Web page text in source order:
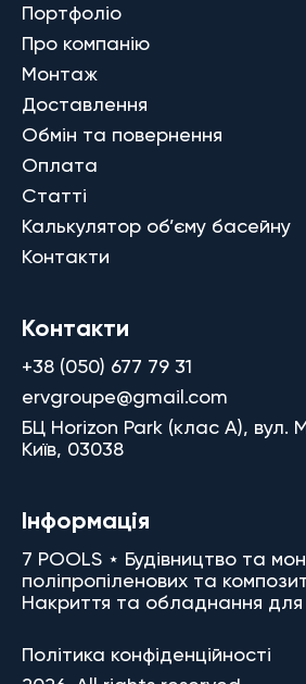
Портфоліо
Про компанію
Монтаж
Доставлення
Обмін та повернення
Оплата
Статті
Калькулятор об’єму басейну
Контакти
Контакти
+38 (050) 677 79 31
ervgroupe@gmail.com
БЦ Horizon Park (клас A), вул.
Київ, 03038
Інформація
7 POOLS ⋆ Будівництво та
поліпропіленових та
Накриття та обладнання для
Політика конфіденційності